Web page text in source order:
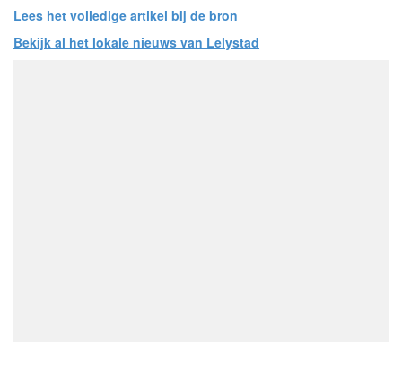
Lees het volledige artikel bij de bron
Bekijk al het lokale nieuws van Lelystad